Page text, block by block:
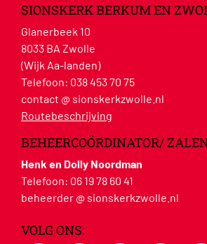
SIONSKERK BERKUM EN
Glanerbeek 10
8033 BA Zwolle
(Wijk Aa-landen)
Telefoon: 038 453 70 75
contact @ sionskerkzwolle.nl
Routebeschrijving
BEHEERCOÖRDINATOR/
Henk en Dolly Noordman
Telefoon: 06 19 78 60 41
beheerder @ sionskerkzwolle.nl
VOLG ONS: